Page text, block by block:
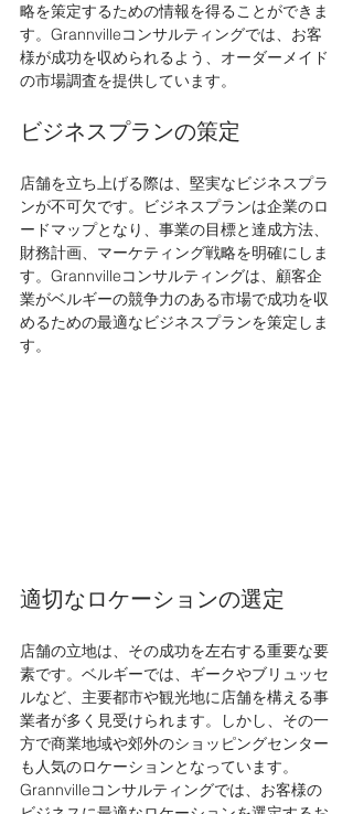
略を策定するための情報を得ることができま
す。Grannvilleコンサルティングでは、お客
様が成功を収められるよう、オーダーメイド
の市場調査を提供しています。
ビジネスプランの策定
店舗を立ち上げる際は、堅実なビジネスプラ
ンが不可欠です。ビジネスプランは企業のロ
ードマップとなり、事業の目標と達成方法、
財務計画、マーケティング戦略を明確にしま
す。Grannvilleコンサルティングは、顧客企
業がベルギーの競争力のある市場で成功を収
めるための最適なビジネスプランを策定しま
す。
適切なロケーションの選定
店舗の立地は、その成功を左右する重要な要
素です。ベルギーでは、ギークやブリュッセ
ルなど、主要都市や観光地に店舗を構える事
業者が多く見受けられます。しかし、その一
方で商業地域や郊外のショッピングセンター
も人気のロケーションとなっています。
Grannvilleコンサルティングでは、お客様の